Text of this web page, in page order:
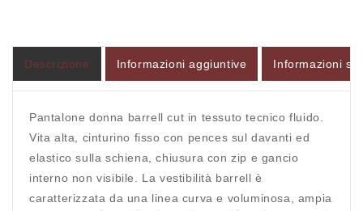
Descrizione Informazioni aggiuntive Informazioni
Pantalone donna barrell cut in tessuto tecnico fluido.
Vita alta, cinturino fisso con pences sul davanti ed
elastico sulla schiena, chiusura con zip e gancio
interno non visibile. La vestibilità barrell è
caratterizzata da una linea curva e voluminosa, ampia